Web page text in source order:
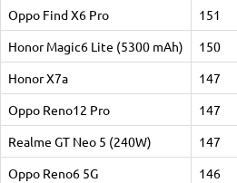
Oppo Find X6 Pro
151
Honor Magic6 Lite (5300 mAh)
150
Honor X7a
147
Oppo Reno12 Pro
147
Realme GT Neo 5 (240W)
147
Oppo Reno6 5G
146